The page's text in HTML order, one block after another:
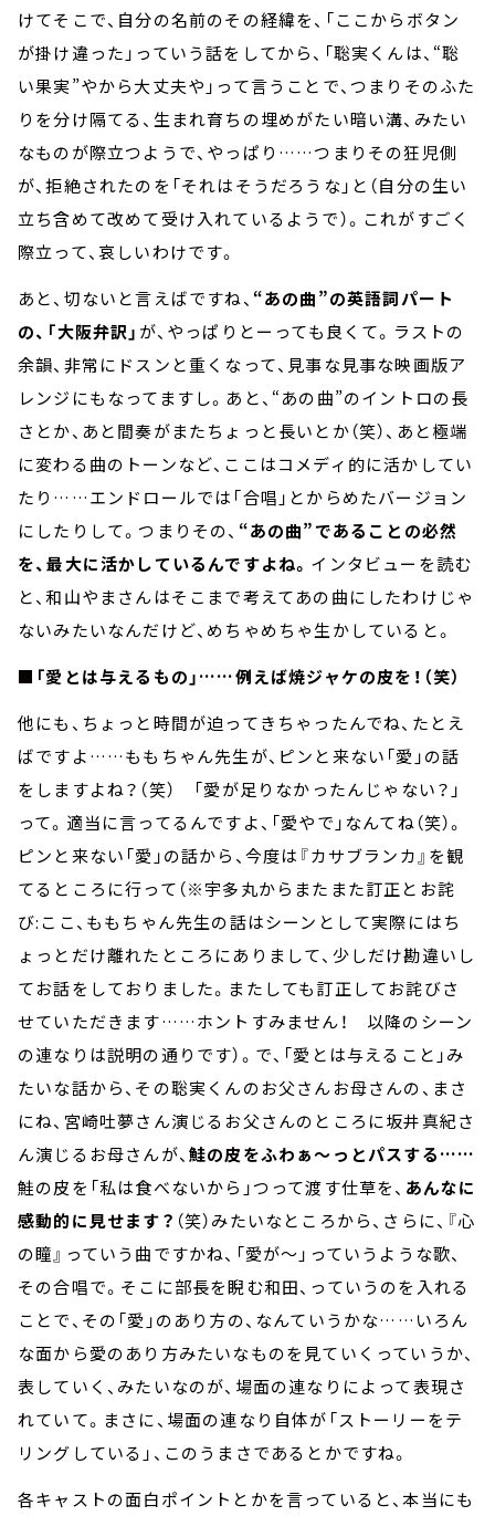
けてそこで、自分の名前のその経緯を、「ここからボタン
が掛け違った」っていう話をしてから、「聡実くんは、“聡
い果実”やから大丈夫や」って言うことで、つまりそのふた
りを分け隔てる、生まれ育ちの埋めがたい暗い溝、みたい
なものが際立つようで、やっぱり……つまりその狂児側
が、拒絶されたのを「それはそうだろうな」と（自分の生い
立ち含めて改めて受け入れているようで）。これがすごく
際立って、哀しいわけです。
あと、切ないと言えばですね、 “あの曲”の英語詞パート
の、「大阪弁訳」 が、やっぱりとーっても良くて。ラストの
余韻、非常にドスンと重くなって、見事な見事な映画版ア
レンジにもなってますし。あと、“あの曲”のイントロの長
さとか、あと間奏がまたちょっと長いとか（笑）、あと極端
に変わる曲のトーンなど、ここはコメディ的に活かしてい
たり……エンドロールでは「合唱」とからめたバージョン
にしたりして。つまりその、 “あの曲”であることの必然
を、最大に活かしているんですよね。 インタビューを読む
と、和山やまさんはそこまで考えてあの曲にしたわけじゃ
ないみたいなんだけど、めちゃめちゃ生かしていると。
■「愛とは与えるもの」……例えば焼ジャケの皮を！（笑）
他にも、ちょっと時間が迫ってきちゃったんでね、たとえ
ばですよ……ももちゃん先生が、ピンと来ない「愛」の話
をしますよね？（笑） 「愛が足りなかったんじゃない？」
って。適当に言ってるんですよ、「愛やで」なんてね（笑）。
ピンと来ない「愛」の話から、今度は『カサブランカ』を観
てるところに行って（※宇多丸からまたまた訂正とお詫
び:ここ、ももちゃん先生の話はシーンとして実際にはち
ょっとだけ離れたところにありまして、少しだけ勘違いし
てお話をしておりました。またしても訂正してお詫びさ
せていただきます……ホントすみません！ 以降のシーン
の連なりは説明の通りです）。で、「愛とは与えること」み
たいな話から、その聡実くんのお父さんお母さんの、まさ
にね、宮崎吐夢さん演じるお父さんのところに坂井真紀さ
ん演じるお母さんが、鮭の皮をふわぁ～っとパスする……
鮭の皮を「私は食べないから」つって渡す仕草を、 あんなに
感動的に見せます？ （笑）みたいなところから、さらに、『心
の瞳』っていう曲ですかね、「愛が～」っていうような歌、
その合唱で。そこに部長を睨む和田、っていうのを入れる
ことで、その「愛」のあり方の、なんていうかな……いろん
な面から愛のあり方みたいなものを見ていくっていうか、
表していく、みたいなのが、場面の連なりによって表現さ
れていて。まさに、場面の連なり自体が「ストーリーをテ
リングしている」、このうまさであるとかですね。
各キャストの面白ポイントとかを言っていると、本当にも